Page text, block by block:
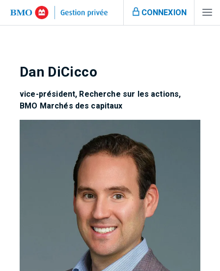
CONNEXION
Dan DiCicco
vice-président, Recherche sur les actions,
BMO Marchés des capitaux